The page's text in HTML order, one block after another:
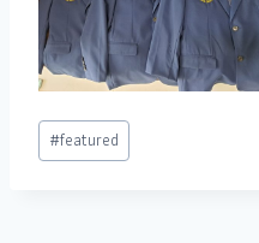
#featured